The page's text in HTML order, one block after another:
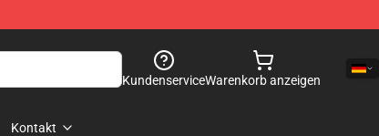
KundenserviceWarenkorb anzeigen
Kontakt